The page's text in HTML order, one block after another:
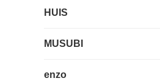
HUIS
MUSUBI
enzo